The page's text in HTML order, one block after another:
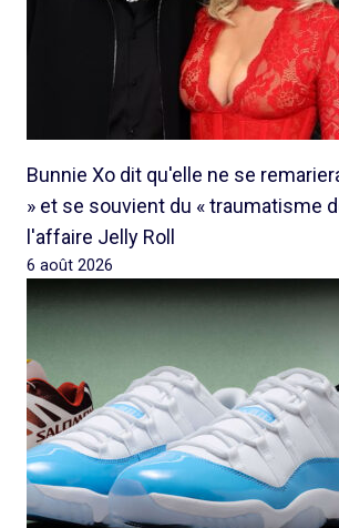
Bunnie Xo dit qu'elle ne se
» et se souvient du « traumatisme
l'affaire Jelly Roll
6 août 2026